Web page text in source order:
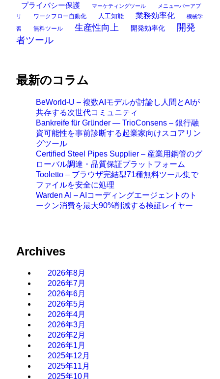
プライバシー保護 マーケティングツール
メニューバーアプ
リ
ワークフロー自動化 人工知能 業務効率化 機械学
習 無料ツール 生産性向上 開発効率化
開発
者ツール
最新のコラム
BeWorld-U – 複数AIモデルが討論し人間とAIが
共存する次世代コミュニティ
Bankreife für Gründer — TrioConsens – 銀行融
資可能性を事前診断する起業家向けスコアリン
グツール
Certified Steel Pipes Supplier – 産業用鋼管のグ
ローバル調達・品質保証プラットフォーム
Tooletto – ブラウザ完結型71種無料ツール集で
ファイルを安全に処理
Warden AI – AIコーディングエージェントのト
ークン消費を最大90%削減する検証レイヤー
Archives
2026年8月
2026年7月
2026年6月
2026年5月
2026年4月
2026年3月
2026年2月
2026年1月
2025年12月
2025年11月
2025年10月